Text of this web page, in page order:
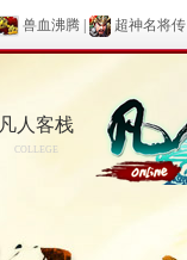
兽血沸腾 超神名将传
凡人客栈
COLLEGE